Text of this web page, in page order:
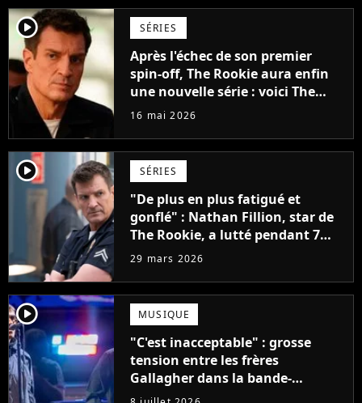
player2 SÉRIES
Après l'échec de son premier
spin-off, The Rookie aura enfin
une nouvelle série : voici The
Rookie : North
16 mai 2026
player2 SÉRIES
"De plus en plus fatigué et
gonflé" : Nathan Fillion, star de
The Rookie, a lutté pendant 7
ans avec un rôle qui le détruisait
29 mars 2026
player2 MUSIQUE
"C'est inacceptable" : grosse
tension entre les frères
Gallagher dans la bande-
annonce du documentaire sur